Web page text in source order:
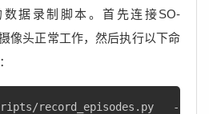
数据录制脚本。首先连接SO-
像头正常工作，然后执行以下命
record_episodes.py   --